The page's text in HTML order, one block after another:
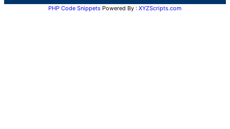
PHP Code Snippets Powered By : XYZScripts.com